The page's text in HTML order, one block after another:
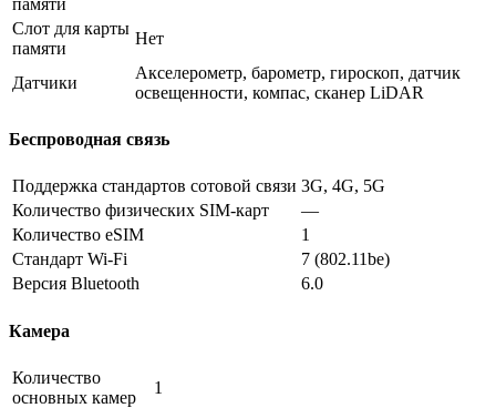
памяти
Слот для карты
памяти
Нет
Датчики
Акселерометр, барометр, гироскоп, датчик
освещенности, компас, сканер LiDAR
Беспроводная связь
Поддержка стандартов сотовой связи 3G, 4G, 5G
Количество физических SIM-карт
—
Количество eSIM
1
Стандарт Wi-Fi
7 (802.11be)
Версия Bluetooth
6.0
Камера
Количество
основных камер
1